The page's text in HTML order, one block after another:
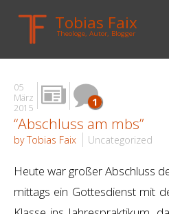
Tobias Faix
Theologe, Autor, Blogger
HOME
BLOG
BIOGRAPHIE
UNTERWEGS
05
März
2015
1
“Abschluss am mbs”
by Tobias Faix Uncategorized
Heute war großer Abschluss
mittags ein Gottesdienst mit